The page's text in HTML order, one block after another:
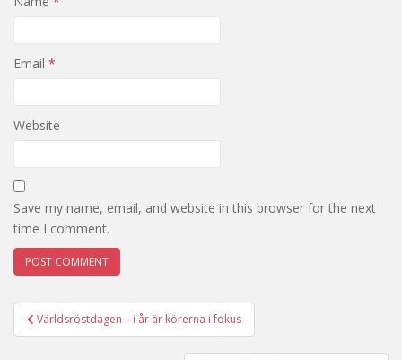
Email *
Website
Save my name, email, and website in this browser for the next
time I comment.
Post
navigation
Världsröstdagen – i år är körerna i fokus